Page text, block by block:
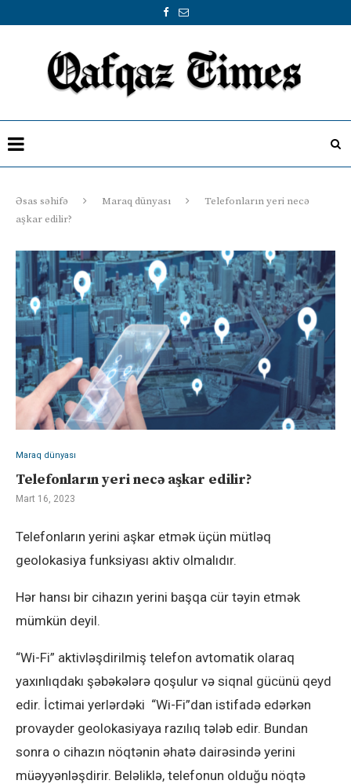
Əsas səhifə Maraq dünyası
Telefonların yeri necə
aşkar edilir?
Maraq dünyası
Telefonların yeri necə aşkar edilir?
Mart 16, 2023
Telefonların yerini aşkar etmək üçün mütləq
geolokasiya funksiyası aktiv olmalıdır.
Hər hansı bir cihazın yerini başqa cür təyin etmək
mümkün deyil.
“Wi-Fi” aktivləşdirilmiş telefon avtomatik olaraq
yaxınlıqdakı şəbəkələrə qoşulur və siqnal gücünü qeyd
edir. İctimai yerlərdəki “Wi-Fi”dan istifadə edərkən
provayder geolokasiyaya razılıq tələb edir. Bundan
sonra o cihazın nöqtənin əhatə dairəsində yerini
müəyyənləşdirir. Beləliklə, telefonun olduğu nöqtə